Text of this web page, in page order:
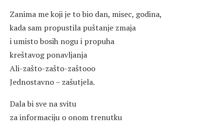
Zanima me koji je to bio dan, misec, godina,
kada sam propustila puštanje zmaja
i umisto bosih nogu i propuha
kreštavog ponavljanja
Ali-zašto-zašto-zaštooo
Jednostavno – zašutjela.
Dala bi sve na svitu
za informaciju o onom trenutku